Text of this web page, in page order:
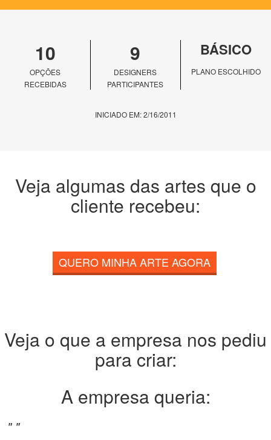
10
OPÇÕES
RECEBIDAS
9
DESIGNERS
PARTICIPANTES
BÁSICO
PLANO ESCOLHIDO
INICIADO EM: 2/16/2011
Veja algumas das artes que o
cliente recebeu:
QUERO MINHA ARTE AGORA
Veja o que a empresa nos pediu
para criar:
A empresa queria:
" "